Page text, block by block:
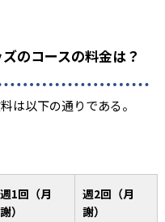
のコースの料金は？
は以下の通りである。
週1回（月
謝）
週2回（月
謝）